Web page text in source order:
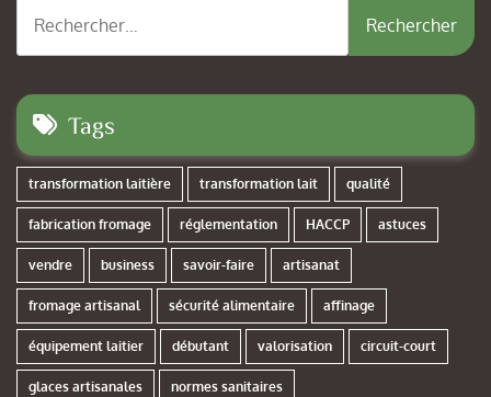
Tags
transformation laitière transformation lait qualité
fabrication fromage réglementation HACCP astuces
vendre business savoir-faire artisanat
fromage artisanal sécurité alimentaire affinage
équipement laitier débutant valorisation circuit-court
glaces artisanales normes sanitaires